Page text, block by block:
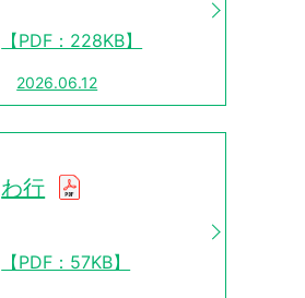
【PDF：228KB】
2026.06.12
わ行
【PDF：57KB】